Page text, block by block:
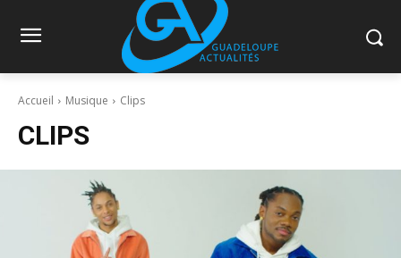
Accueil Musique Clips
CLIPS